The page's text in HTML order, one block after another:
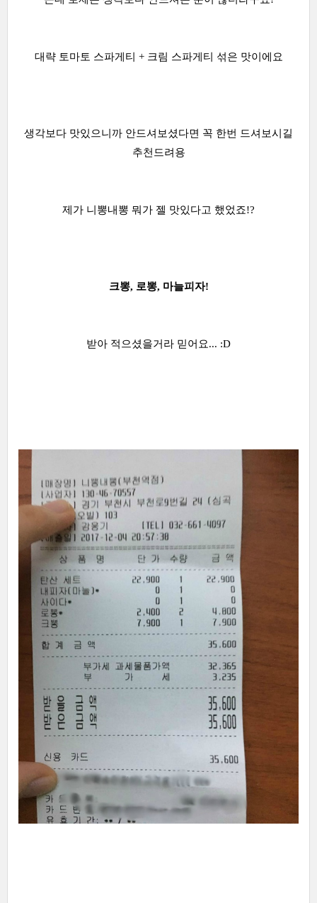
대략 토마토 스파게티 + 크림 스파게티 섞은 맛이에요
생각보다 맛있으니까 안드셔보셨다면 꼭 한번 드셔보시길
추천드려용
제가 니뽕내뽕 뭐가 젤 맛있다고 했었죠!?
크뽕, 로뽕, 마늘피자!
받아 적으셨을거라 믿어요... :D